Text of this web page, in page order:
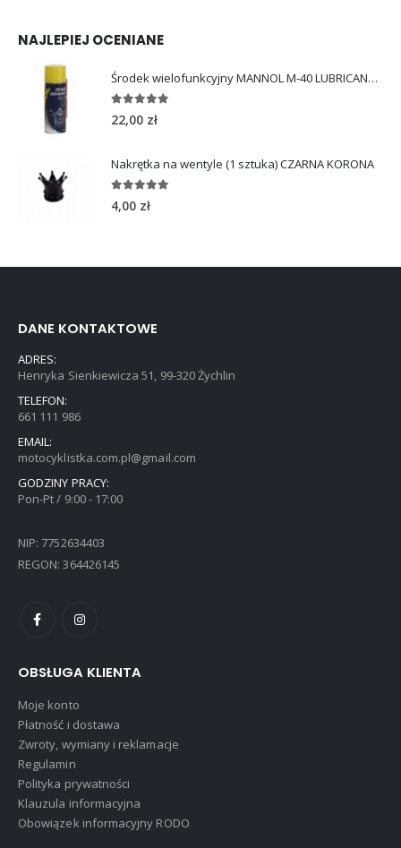
NAJLEPIEJ OCENIANE
Środek wielofunkcyjny MANNOL M-40 LUBRICANT 450ml
out of 5
22,00 zł
Nakrętka na wentyle (1 sztuka) CZARNA KORONA
out of 5
4,00 zł
DANE KONTAKTOWE
ADRES:
Henryka Sienkiewicza 51, 99-320 Żychlin
TELEFON:
661 111 986
EMAIL:
motocyklistka.com.pl@gmail.com
GODZINY PRACY:
Pon-Pt / 9:00 - 17:00
NIP: 7752634403
REGON: 364426145
OBSŁUGA KLIENTA
Moje konto
Płatność i dostawa
Zwroty, wymiany i reklamacje
Regulamin
Polityka prywatności
Klauzula informacyjna
Obowiązek informacyjny RODO